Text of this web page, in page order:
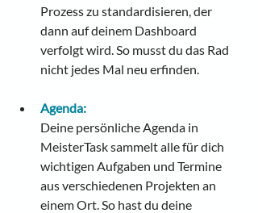
Prozess zu standardisieren, der
dann auf deinem Dashboard
verfolgt wird. So musst du das Rad
nicht jedes Mal neu erfinden.
Agenda:
Deine persönliche Agenda in
MeisterTask sammelt alle für dich
wichtigen Aufgaben und Termine
aus verschiedenen Projekten an
einem Ort. So hast du deine